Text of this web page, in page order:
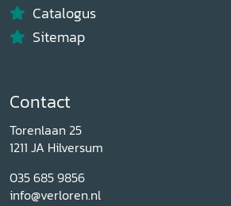
Catalogus
Sitemap
Contact
Torenlaan 25
1211 JA Hilversum
035 685 9856
info@verloren.nl